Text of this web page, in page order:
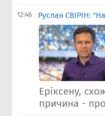
12:46 Руслан СВІРІН:
Еріксену,
причина -